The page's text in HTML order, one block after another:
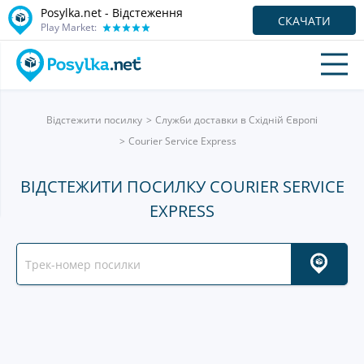
Posylka.net - Відстеження
Play Market: СКАЧАТИ
Відстежити посилку
Служби доставки в Східній Європі
Courier Service Express
ВІДСТЕЖИТИ ПОСИЛКУ COURIER SERVICE
EXPRESS